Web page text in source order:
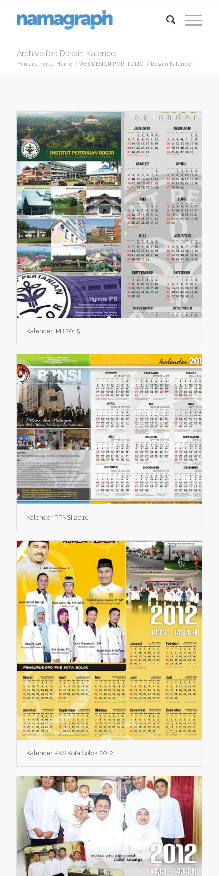
Archive for: Desain Kalender
You are here: Home / WEB DESIGN PORTFOLIO / Desain Kalender
Kalender IPB 2015
Kalender PPNSI 2010
Kalender PKS Kota Solok 2012